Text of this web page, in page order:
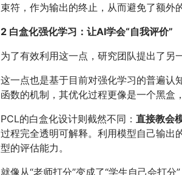
束符，作为输出的终止，从而避免了额外
2 白盒化强化学习：让AI学会“自我评价”
为了有效利用这一点，研究团队提出了另
这一点也是基于目前对强化学习的普遍认
函数的机制，其优化过程更像是一个黑盒
PCL的白盒化设计则截然不同： 直接教会
过程完全透明可解释。利用模型自己输出
型的评估能力。
就像从“老师打分”变成了“学生自己会打